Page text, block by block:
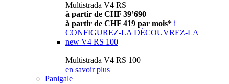
Multistrada V4 RS
à partir de CHF 39’690
à partir de CHF 419 par mois* i
CONFIGUREZ-LA DÉCOUVREZ-LA
new V4 RS 100
Multistrada V4 RS 100
en savoir plus
Panigale